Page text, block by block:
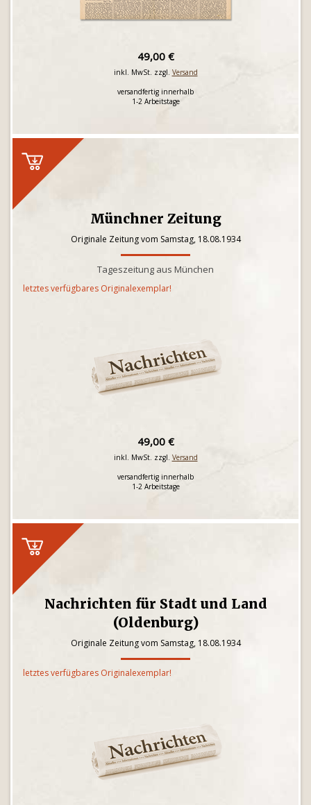
49,00 €
inkl. MwSt. zzgl. Versand
versandfertig innerhalb
1-2 Arbeitstage
Münchner Zeitung
Originale Zeitung vom Samstag, 18.08.1934
Tageszeitung aus München
letztes verfügbares Originalexemplar!
49,00 €
inkl. MwSt. zzgl. Versand
versandfertig innerhalb
1-2 Arbeitstage
Nachrichten für Stadt und Land
(Oldenburg)
Originale Zeitung vom Samstag, 18.08.1934
letztes verfügbares Originalexemplar!